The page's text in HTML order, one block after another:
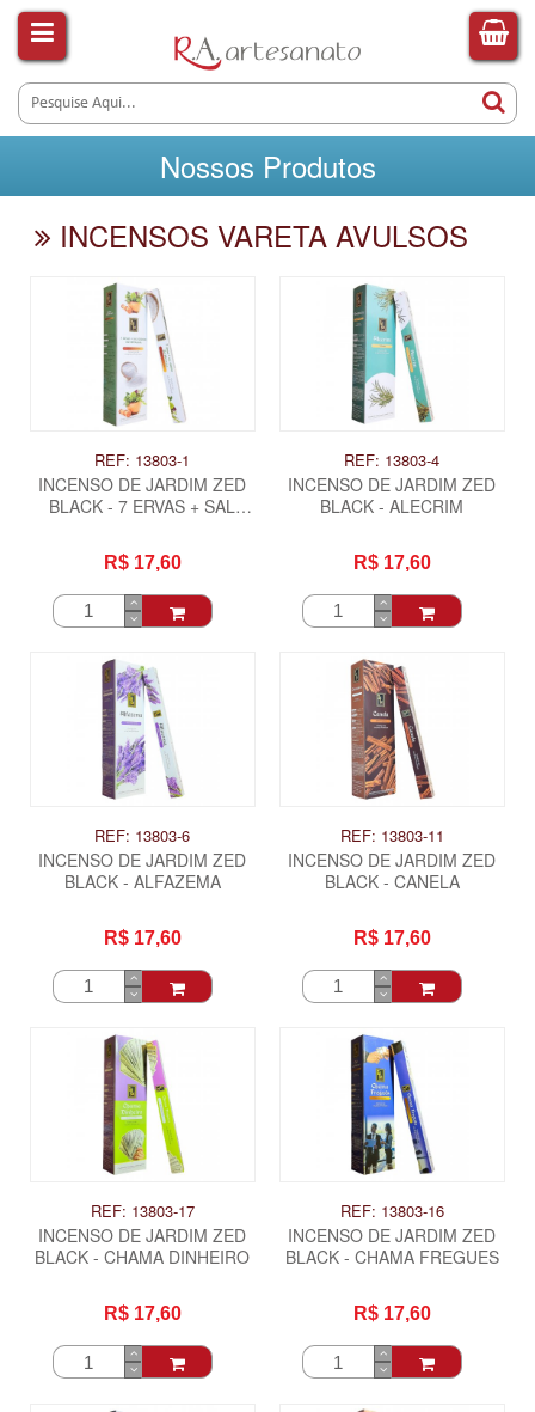
Nossos Produtos
INCENSOS VARETA AVULSOS
REF: 13803-1
INCENSO DE JARDIM ZED
BLACK - 7 ERVAS + SAL
R$ 17,60
REF: 13803-4
INCENSO DE JARDIM ZED
BLACK - ALECRIM
R$ 17,60
REF: 13803-6
INCENSO DE JARDIM ZED
BLACK - ALFAZEMA
R$ 17,60
REF: 13803-11
INCENSO DE JARDIM ZED
BLACK - CANELA
R$ 17,60
REF: 13803-17
INCENSO DE JARDIM ZED
BLACK - CHAMA DINHEIRO
R$ 17,60
REF: 13803-16
INCENSO DE JARDIM ZED
BLACK - CHAMA FREGUES
R$ 17,60